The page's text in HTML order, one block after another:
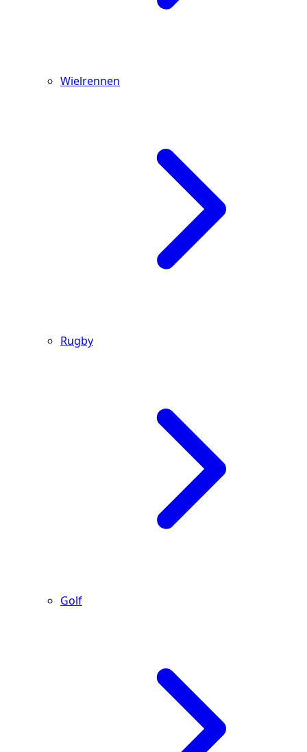
Wielrennen
Rugby
Golf